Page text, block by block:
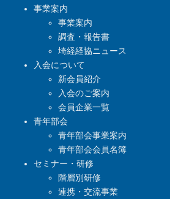
事業案内
事業案内
調査・報告書
埼経経協ニュース
入会について
新会員紹介
入会のご案内
会員企業一覧
青年部会
青年部会事業案内
青年部会会員名簿
セミナー・研修
階層別研修
連携・交流事業